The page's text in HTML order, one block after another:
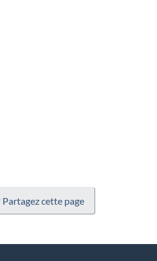
Partagez cette page